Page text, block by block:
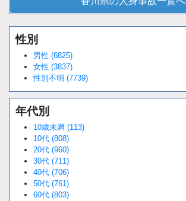
性別
男性 (6825)
女性 (3837)
性別不明 (7739)
年代別
10歳未満 (113)
10代 (808)
20代 (960)
30代 (711)
40代 (706)
50代 (761)
60代 (803)